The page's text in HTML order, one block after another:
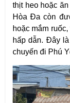
thịt heo hoặc
Hòa Đa còn
hoặc mắm
hấp dẫn. Đây
chuyến đi Phú